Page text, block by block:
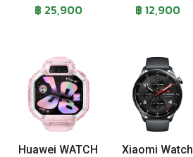
฿ 25,900 ฿ 12,900
Huawei WATCH
Xiaomi Watch